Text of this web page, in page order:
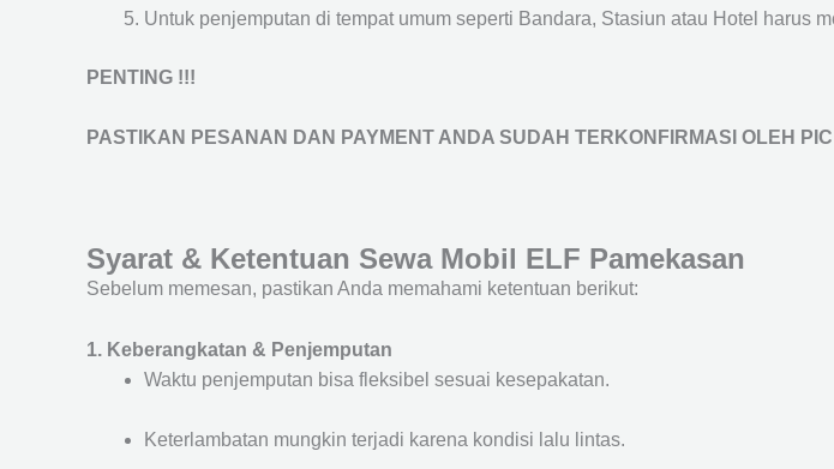
Untuk penjemputan di tempat umum seperti Bandara, Stasiun atau Hotel harus
PENTING !!!
PASTIKAN PESANAN DAN PAYMENT ANDA SUDAH TERKONFIRMASI OLEH PIC
Syarat & Ketentuan Sewa Mobil ELF Pamekasan
Sebelum memesan, pastikan Anda memahami ketentuan berikut:
1. Keberangkatan & Penjemputan
Waktu penjemputan bisa fleksibel sesuai kesepakatan.
Keterlambatan mungkin terjadi karena kondisi lalu lintas.